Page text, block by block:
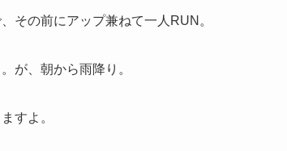
その前にアップ兼ねて一人RUN。
が、朝から雨降り。
すよ。